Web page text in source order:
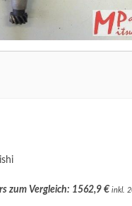
zum Vergleich: 1562,9 €inkl.